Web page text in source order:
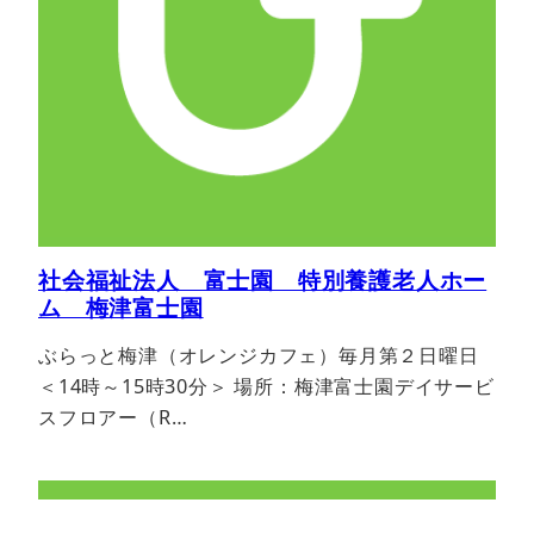
社会福祉法人 富士園 特別養護老人ホー
ム 梅津富士園
ぶらっと梅津（オレンジカフェ）毎月第２日曜日
＜14時～15時30分＞ 場所：梅津富士園デイサービ
スフロアー（R…